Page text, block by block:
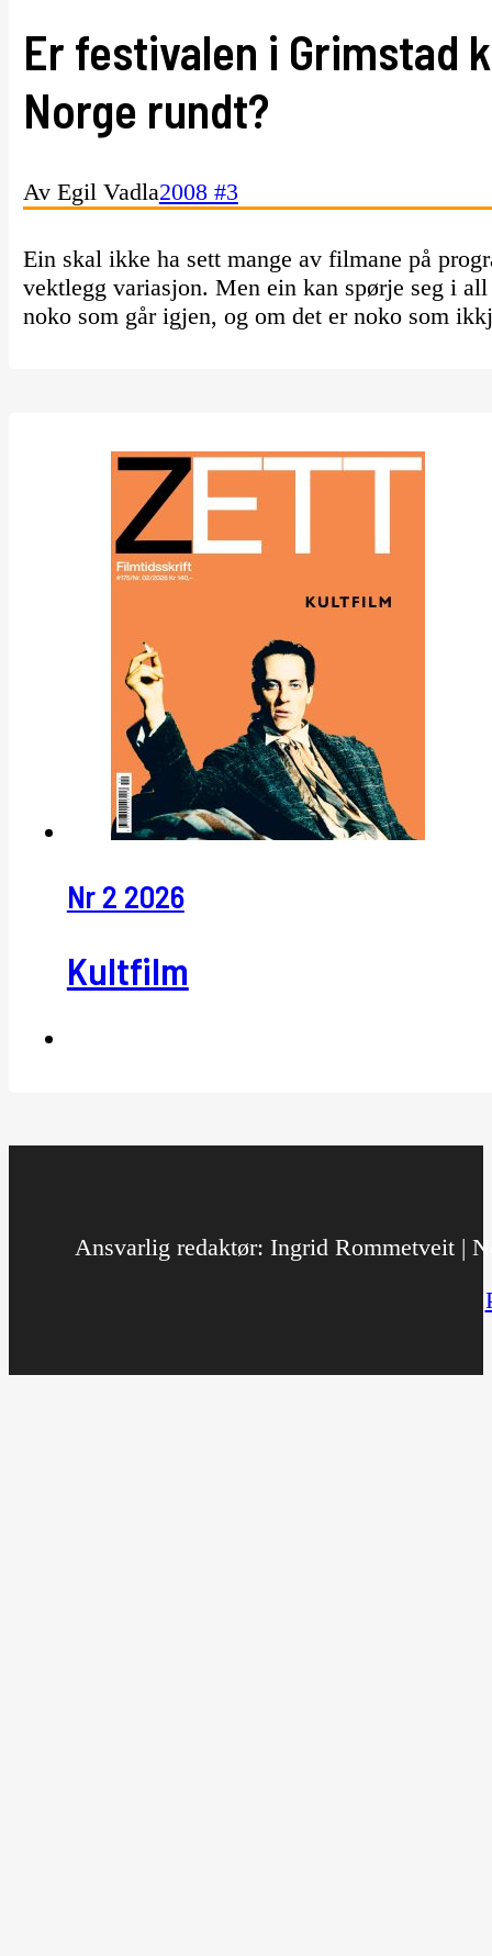
Er festivalen i Grimstad
Norge rundt?
Av Egil Vadla2008 #3
Ein skal ikke ha sett mange av filmane på
vektlegg variasjon. Men ein kan spørje seg i
noko som går igjen, og om det er noko som
Nr 2 2026
Kultfilm
Ansvarlig redaktør: Ingrid Rommetveit |